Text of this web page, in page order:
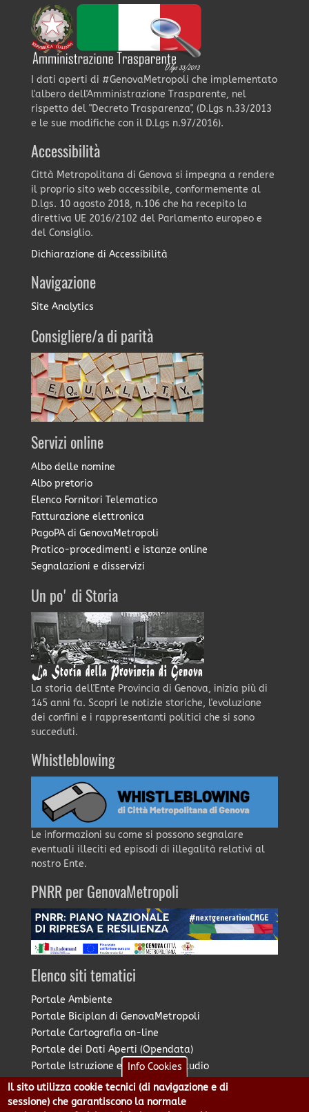
I dati aperti di #GenovaMetropoli che implementato
l'albero dell'Amministrazione Trasparente, nel
rispetto del "Decreto Trasparenza", (D.Lgs n.33/2013
e le sue modifiche con il D.Lgs n.97/2016).
Accessibilità
Città Metropolitana di Genova si impegna a rendere
il proprio sito web accessibile, conformemente al
D.lgs. 10 agosto 2018, n.106 che ha recepito la
direttiva UE 2016/2102 del Parlamento europeo e
del Consiglio.
Dichiarazione di Accessibilità
Navigazione
Site Analytics
Consigliere/a di parità
Servizi online
Albo delle nomine
Albo pretorio
Elenco Fornitori Telematico
Fatturazione elettronica
PagoPA di GenovaMetropoli
Pratico-procedimenti e istanze online
Segnalazioni e disservizi
Un po' di Storia
La storia dell'Ente Provincia di Genova, inizia più di
145 anni fa. Scopri le notizie storiche, l'evoluzione
dei confini e i rappresentanti politici che si sono
succeduti.
Whistleblowing
Le informazioni su come si possono segnalare
eventuali illeciti ed episodi di illegalità relativi al
nostro Ente.
PNRR per GenovaMetropoli
Elenco siti tematici
Portale Ambiente
Portale Biciplan di GenovaMetropoli
Portale Cartografia on-line
Portale dei Dati Aperti (Opendata)
Portale Istruzione e Diritto allo Studio
Portale Marketing Territoriale
Portale Piano Strategico Metropolitano
Info Cookies
Il sito utilizza cookie tecnici (di navigazione e di
sessione) che garantiscono la normale